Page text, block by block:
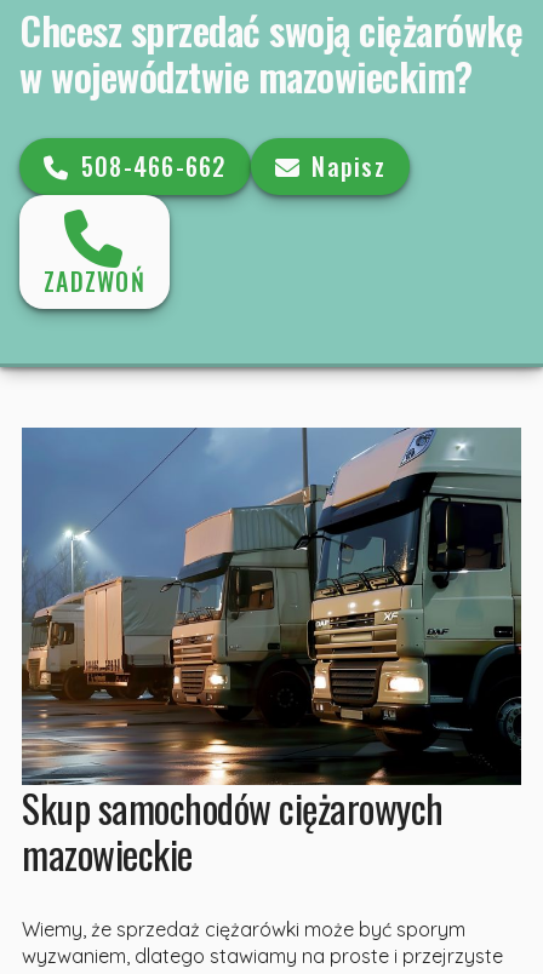
Chcesz sprzedać swoją ciężarówkę
w województwie mazowieckim?
508-466-662 Napisz
ZADZWOŃ
Skup samochodów ciężarowych
mazowieckie
Wiemy, że sprzedaż ciężarówki może być sporym
wyzwaniem, dlatego stawiamy na proste i przejrzyste